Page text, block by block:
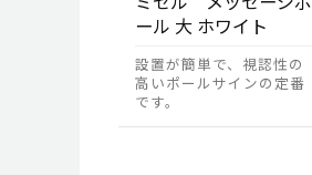
ール 大 ホワイト
設置が簡単で、視認性の
高いポールサインの定番
です。